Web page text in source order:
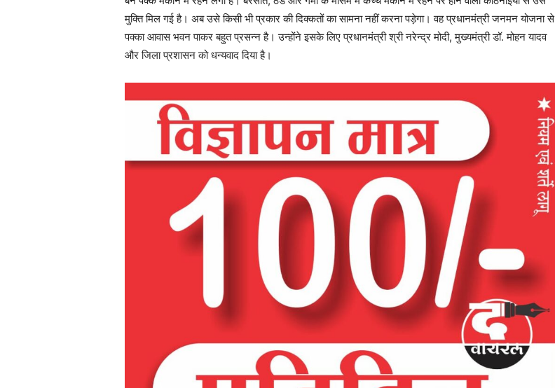
मुक्ति मिल गई है। अब उसे किसी भी प्रकार की दिक्कतों का सामना नहीं करना पड़ेगा। वह प्रधानमंत्री जनमन योजना से
पक्का आवास भवन पाकर बहुत प्रसन्न है। उन्होंने इसके लिए प्रधानमंत्री श्री नरेन्द्र मोदी, मुख्यमंत्री डॉ. मोहन यादव
और जिला प्रशासन को धन्यवाद दिया है।